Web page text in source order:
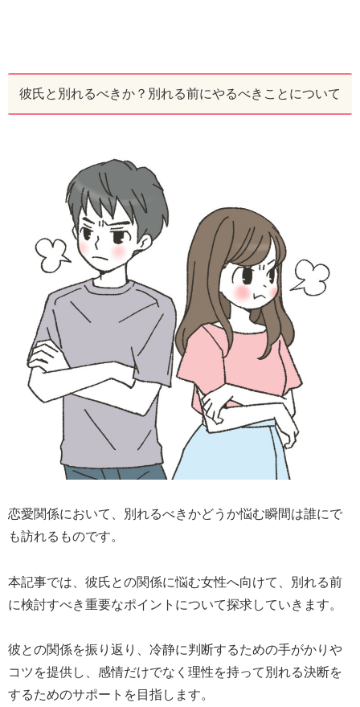
彼氏と別れるべきか？別れる前にやるべきことについて
恋愛関係において、別れるべきかどうか悩む瞬間は誰にで
も訪れるものです。
本記事では、彼氏との関係に悩む女性へ向けて、別れる前
に検討すべき重要なポイントについて探求していきます。
彼との関係を振り返り、冷静に判断するための手がかりや
コツを提供し、感情だけでなく理性を持って別れる決断を
するためのサポートを目指します。